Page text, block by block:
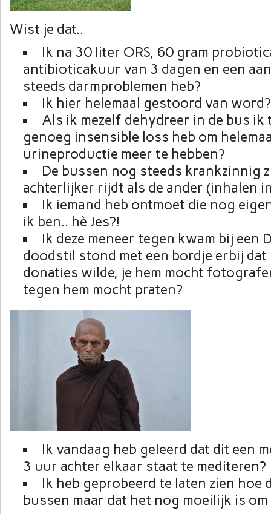
Wist je dat..
Ik na 30 liter ORS, 60 gram
antibioticakuur van 3 dagen en een
steeds darmproblemen heb?
Ik hier helemaal gestoord van word?
Als ik mezelf dehydreer in de bus
genoeg insensible loss heb om
urineproductie meer te hebben?
De bussen nog steeds krankzinnig
achterlijker rijdt als de ander (inhalen
Ik iemand heb ontmoet die nog
ik ben.. hè Jes?!
Ik deze meneer tegen kwam bij een
doodstil stond met een bordje erbij dat
donaties wilde, je hem mocht
tegen hem mocht praten?
Ik vandaag heb geleerd dat dit een
3 uur achter elkaar staat te mediteren?
Ik heb geprobeerd te laten zien hoe
bussen maar dat het nog moeilijk is